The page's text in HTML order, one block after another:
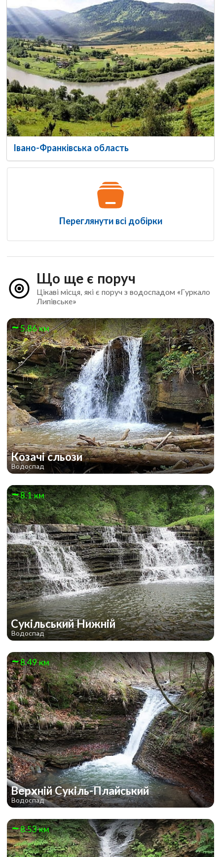
Івано-Франківська область
Переглянути всі добірки
Що ще є поруч
Цікаві місця, які є поруч з водоспадом «Гуркало
Липівське»
5.86 км
Козачі сльози
Водоспад
8.1 км
Сукільський Нижній
Водоспад
8.49 км
Верхній Сукіль-Плайський
Водоспад
8.53 км